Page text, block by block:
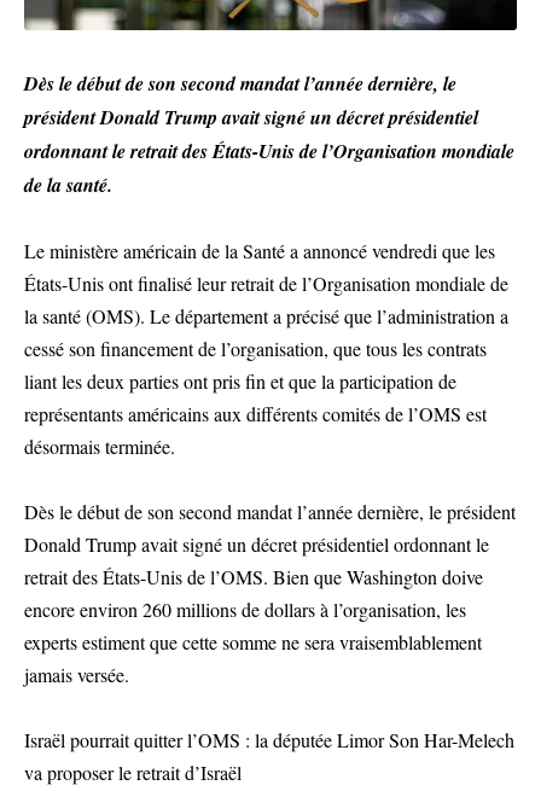
Dès le début de son second mandat l’année dernière, le
président Donald Trump avait signé un décret présidentiel
ordonnant le retrait des États-Unisde l’Organisation mondiale
de la santé.
Le ministère américain de la Santé a annoncé vendredi que les
États-Unis ont finalisé leur retrait de l’Organisation mondiale de
la santé (OMS). Le département a précisé que l’administration a
cessé son financement de l’organisation, que tous les contrats
liant les deux parties ont pris fin et que la participation de
représentants américains aux différents comités de l’OMS est
désormais terminée.
Dès le début de son second mandat l’année dernière, le président
Donald Trump avait signé un décret présidentiel ordonnant le
retrait des États-Unis de l’OMS. Bien que Washington doive
encore environ 260 millions de dollars à l’organisation, les
experts estiment que cette somme ne sera vraisemblablement
jamais versée.
Israël pourrait quitter l’OMS : la députée Limor Son Har-Melech
va proposer le retrait d’Israël